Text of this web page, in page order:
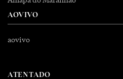
AOVIVO
aovivo
ATENTADO